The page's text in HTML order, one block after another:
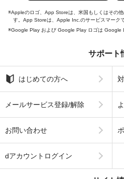
Appleのロゴ、App Storeは、米国もしくはその
す。App Storeは、Apple Inc.のサービスマークで
Google Play および Google Play ロゴは Google
サポート
はじめての方へ
メールサービス登録/解除
お問い合わせ
dアカウントログイン